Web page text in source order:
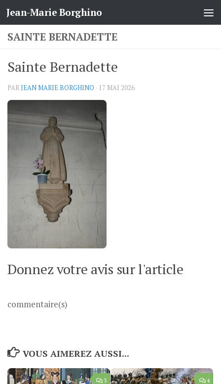
Skip to content
Jean-Marie Borghino
SAINTE BERNADETTE
Sainte Bernadette
PARJEAN MARIE BORGHINO · 17 MAI 2026
Donnez votre avis sur l'article
commentaire(s)
VOUS AIMEREZ AUSSI...
3 4